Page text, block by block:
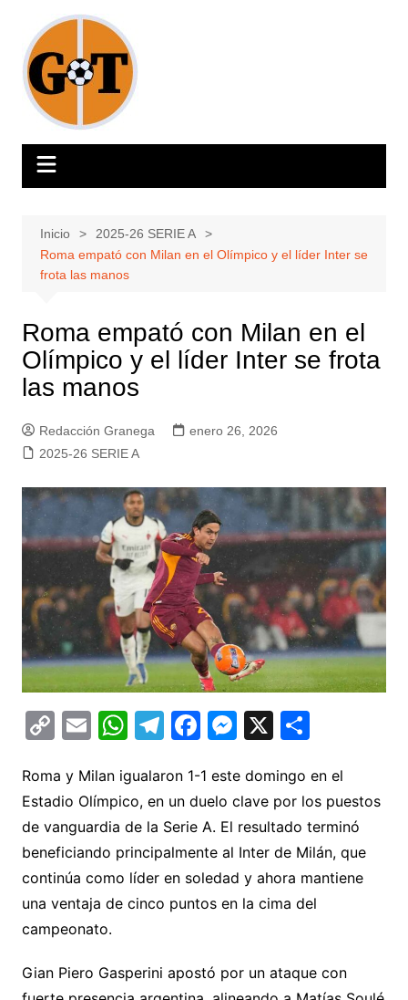
contenido
Inicio
2025-26 SERIE A
Roma empató con Milan en el Olímpico y el líder Inter se
frota las manos
Roma empató con Milan en el
Olímpico y el líder Inter se frota
las manos
Redacción Granega
enero 26, 2026
2025-26 SERIE A
C
p
y
Li
n
k
E
ai
l
W
at
s
A
p
p
T
e
gr
a
m
F
c
e
b
o
o
M
s
s
e
n
g
X C
m
p
ar
tir
Roma y Milan igualaron 1-1 este domingo en el
Estadio Olímpico, en un duelo clave por los puestos
de vanguardia de la Serie A. El resultado terminó
beneficiando principalmente al Inter de Milán, que
continúa como líder en soledad y ahora mantiene
una ventaja de cinco puntos en la cima del
campeonato.
Gian Piero Gasperini apostó por un ataque con